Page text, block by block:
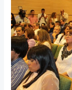
Tribunal
de
Justicia